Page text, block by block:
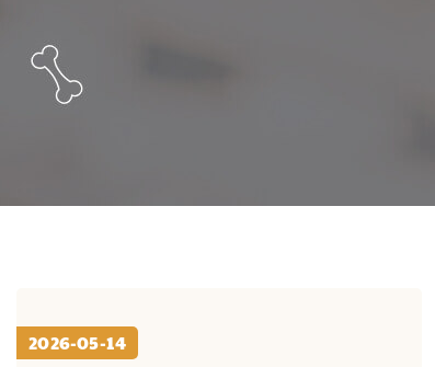
2026-05-14